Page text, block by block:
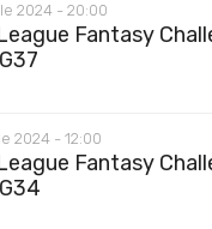
2024 - 20:00
Fantasy
2024 - 12:00
Fantasy